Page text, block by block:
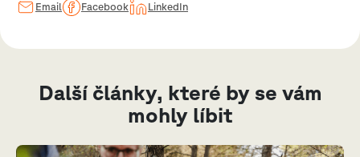
Email Facebook LinkedIn
Další články, které by se vám
mohly líbit